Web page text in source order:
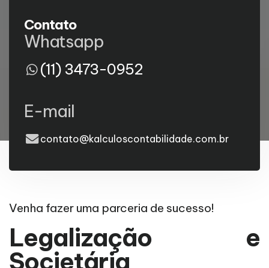
Contato
Whatsapp
(11) 3473-0952
E-mail
contato@kalculoscontabilidade.com.br
Venha fazer uma parceria de sucesso!
Legalização e
Societária